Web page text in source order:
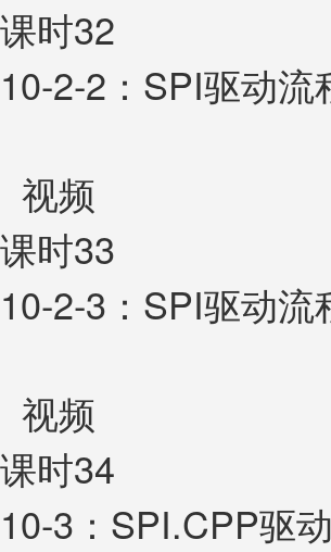
课时32
10-2-2：SPI驱动流
视频
课时33
10-2-3：SPI驱动流
视频
课时34
10-3：SPI.CPP驱